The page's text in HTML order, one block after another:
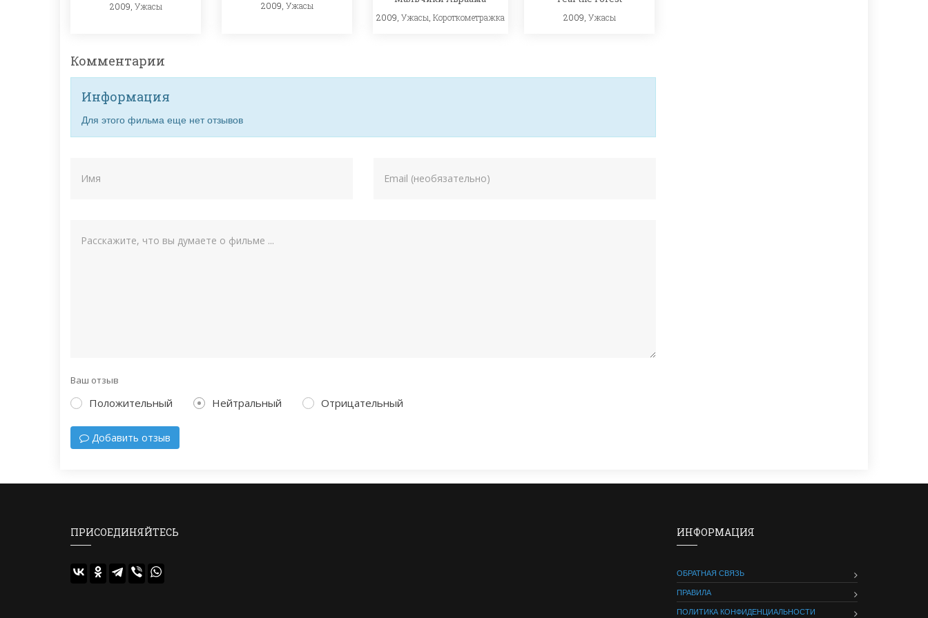
2009, Ужасы 2009, Ужасы
2009, Ужасы, Короткометражка 2009, Ужасы
Комментарии
Информация
Для этого фильма еще нет отзывов
Ваш отзыв
Положительный Нейтральный Отрицательный
Добавить отзыв
ПРИСОЕДИНЯЙТЕСЬ ИНФОРМАЦИЯ
ОБРАТНАЯ СВЯЗЬ
ПРАВИЛА
ПОЛИТИКА КОНФИДЕНЦИАЛЬНОСТИ